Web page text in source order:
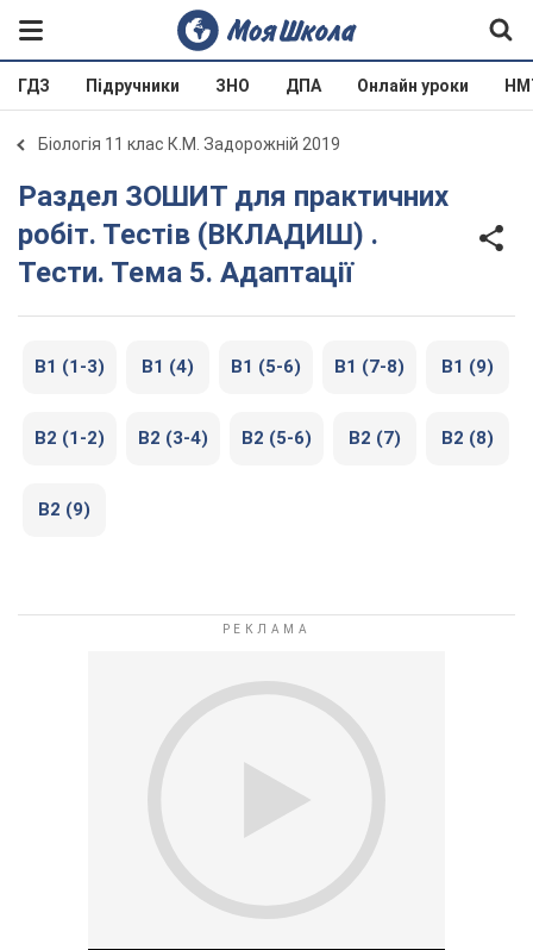
ГДЗ Підручники ЗНО ДПА Онлайн уроки
Біологія 11 клас К.М. Задорожній 2019
Раздел ЗОШИТ для практичних
робіт. Тестів (ВКЛАДИШ) .
Тести. Тема 5. Адаптації
В1 (1-3) В1 (4) В1 (5-6) В1 (7-8) В1 (9)
В2 (1-2) В2 (3-4) В2 (5-6) В2 (7) В2 (8)
В2 (9)